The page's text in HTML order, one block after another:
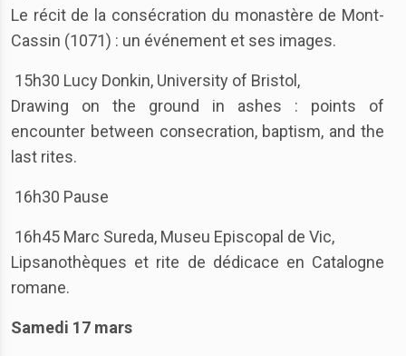
Le récit de la consécration du monastère de Mont-
Cassin (1071) : un événement et ses images.
15h30 Lucy Donkin, University of Bristol,
Drawing on the ground in ashes : points of
encounter between consecration, baptism, and the
last rites.
16h30 Pause
16h45 Marc Sureda, Museu Episcopal de Vic,
Lipsanothèques et rite de dédicace en Catalogne
romane.
Samedi 17 mars